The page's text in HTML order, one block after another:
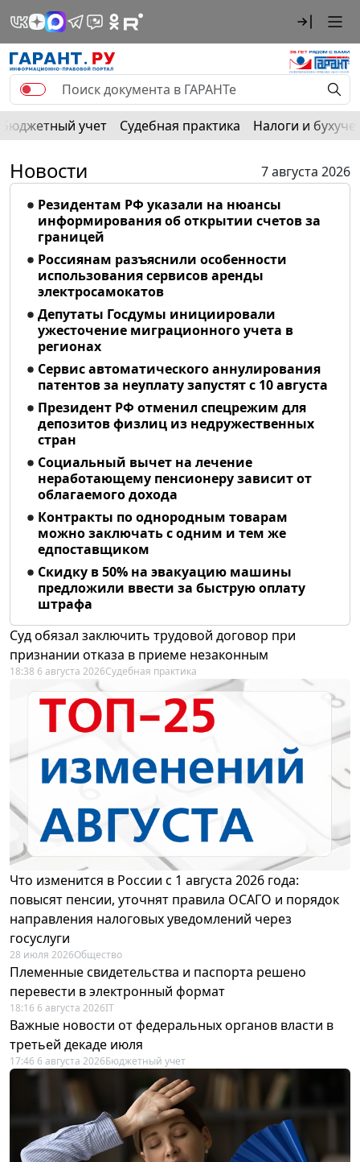
Бюджетный учет Судебная практика Налоги и
Новости
7 августа 2026
Резидентам РФ указали на нюансы
информирования об открытии счетов за
границей
Россиянам разъяснили особенности
использования сервисов аренды
электросамокатов
Депутаты Госдумы инициировали
ужесточение миграционного учета в
регионах
Сервис автоматического аннулирования
патентов за неуплату запустят с 10 августа
Президент РФ отменил спецрежим для
депозитов физлиц из недружественных
стран
Социальный вычет на лечение
неработающему пенсионеру зависит от
облагаемого дохода
Контракты по однородным товарам
можно заключать с одним и тем же
едпоставщиком
Скидку в 50% на эвакуацию машины
предложили ввести за быструю оплату
штрафа
Суд обязал заключить трудовой договор при
признании отказа в приеме незаконным
18:38 6 августа 2026Судебная практика
Что изменится в России с 1 августа 2026 года:
повысят пенсии, уточнят правила ОСАГО и порядок
направления налоговых уведомлений через
госуслуги
28 июля 2026Общество
Племенные свидетельства и паспорта решено
перевести в электронный формат
18:16 6 августа 2026IT
Важные новости от федеральных органов власти в
третьей декаде июля
17:46 6 августа 2026Бюджетный учет